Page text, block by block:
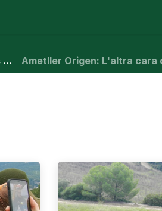
... Ametller Origen: L'altra cara